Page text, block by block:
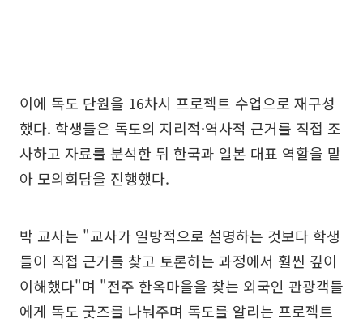
이에 독도 단원을 16차시 프로젝트 수업으로 재구성
했다. 학생들은 독도의 지리적·역사적 근거를 직접 조
사하고 자료를 분석한 뒤 한국과 일본 대표 역할을 맡
아 모의회담을 진행했다.
박 교사는 "교사가 일방적으로 설명하는 것보다 학생
들이 직접 근거를 찾고 토론하는 과정에서 훨씬 깊이
이해했다"며 "전주 한옥마을을 찾는 외국인 관광객들
에게 독도 굿즈를 나눠주며 독도를 알리는 프로젝트